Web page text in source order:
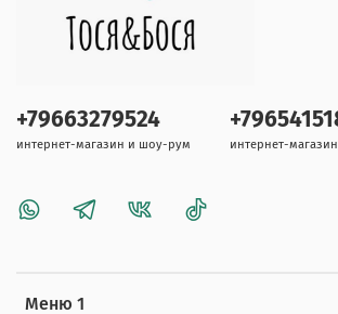
Меню 1
+79663279524
интернет-магазин и шоу-рум интернет-